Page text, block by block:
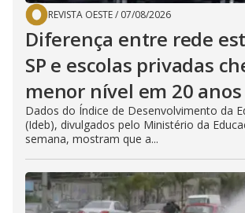
REVISTA OESTE/ 07/08/2026
Diferença entre rede
SP e escolas privadas
menor nível em 20 anos
Dados do Índice de Desenvolvimento da
(Ideb), divulgados pelo Ministério da
semana, mostram que a...